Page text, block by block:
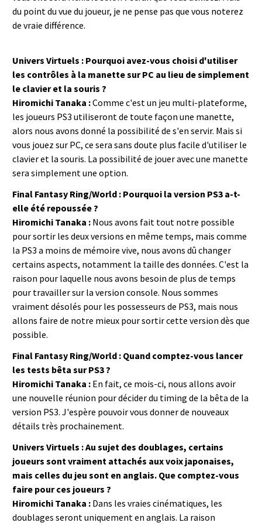
du point du vue du joueur, je ne pense pas que vous noterez
de vraie différence.
Univers Virtuels : Pourquoi avez-vous choisi d'utiliser
les contrôles à la manette sur PC au lieu de simplement
le clavier et la souris ?
Hiromichi Tanaka :Comme c'est un jeu multi-plateforme,
les joueurs PS3 utiliseront de toute façon une manette,
alors nous avons donné la possibilité de s'en servir. Mais si
vous jouez sur PC, ce sera sans doute plus facile d'utiliser le
clavier et la souris. La possibilité de jouer avec une manette
sera simplement une option.
Final Fantasy Ring/World : Pourquoi la version PS3 a-t-
elle été repoussée ?
Hiromichi Tanaka : Nous avons fait tout notre possible
pour sortir les deux versions en même temps, mais comme
la PS3 a moins de mémoire vive, nous avons dû changer
certains aspects, notamment la taille des données. C'est la
raison pour laquelle nous avons besoin de plus de temps
pour travailler sur la version console. Nous sommes
vraiment désolés pour les possesseurs de PS3, mais nous
allons faire de notre mieux pour sortir cette version dès que
possible.
Final Fantasy Ring/World : Quand comptez-vous lancer
les tests bêta sur PS3 ?
Hiromichi Tanaka : En fait, ce mois-ci, nous allons avoir
une nouvelle réunion pour décider du timing de la bêta de la
version PS3. J'espère pouvoir vous donner de nouveaux
détails très prochainement.
Univers Virtuels : Au sujet des doublages, certains
joueurs sont vraiment attachés aux voix japonaises,
mais celles du jeu sont en anglais. Que comptez-vous
faire pour ces joueurs ?
Hiromichi Tanaka : Dans les vraies cinématiques, les
doublages seront uniquement en anglais. La raison